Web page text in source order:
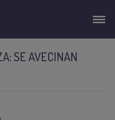
SE AVECINAN